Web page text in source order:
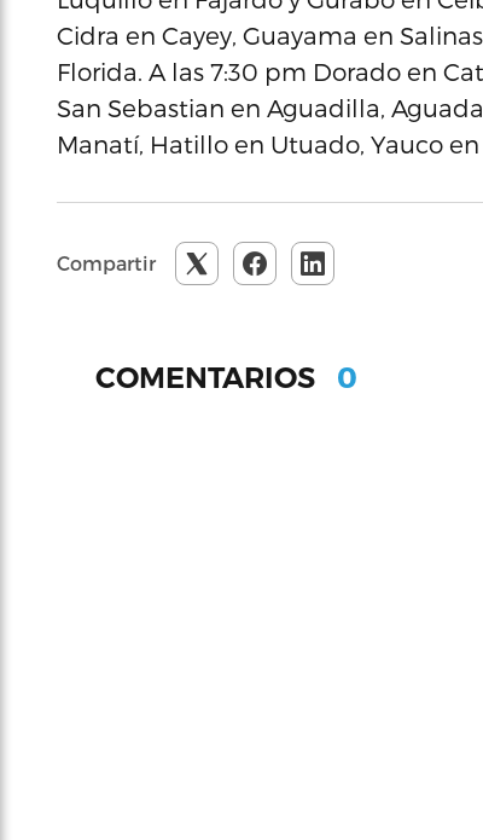
Cidra en Cayey, Guayama en
Florida. A las 7:30 pm Dorado en
San Sebastian en Aguadilla,
Manatí, Hatillo en Utuado, Yauco
Compartir
COMENTARIOS 0